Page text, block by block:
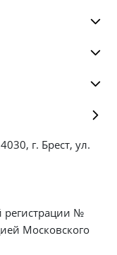
г. Брест, ул.
регистрации №
Московского